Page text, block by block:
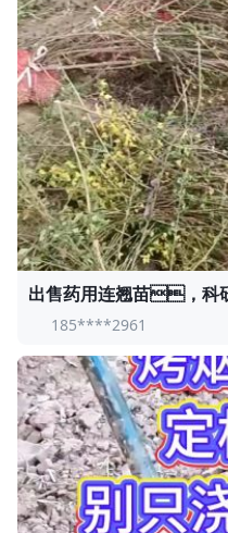
出售药用连翘苗，
苗，药用连翘树
185****2961